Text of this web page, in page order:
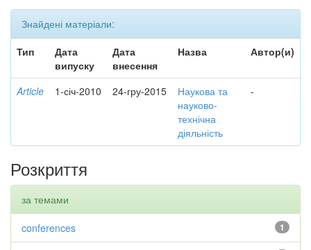
Знайдені матеріали:
Тип
Дата
випуску
Дата
внесення
Назва Автор(и)
Article 1-січ-2010 24-гру-2015
Наукова та
науково-
технічна
діяльність
-
Розкриття
за темами
1
conferences